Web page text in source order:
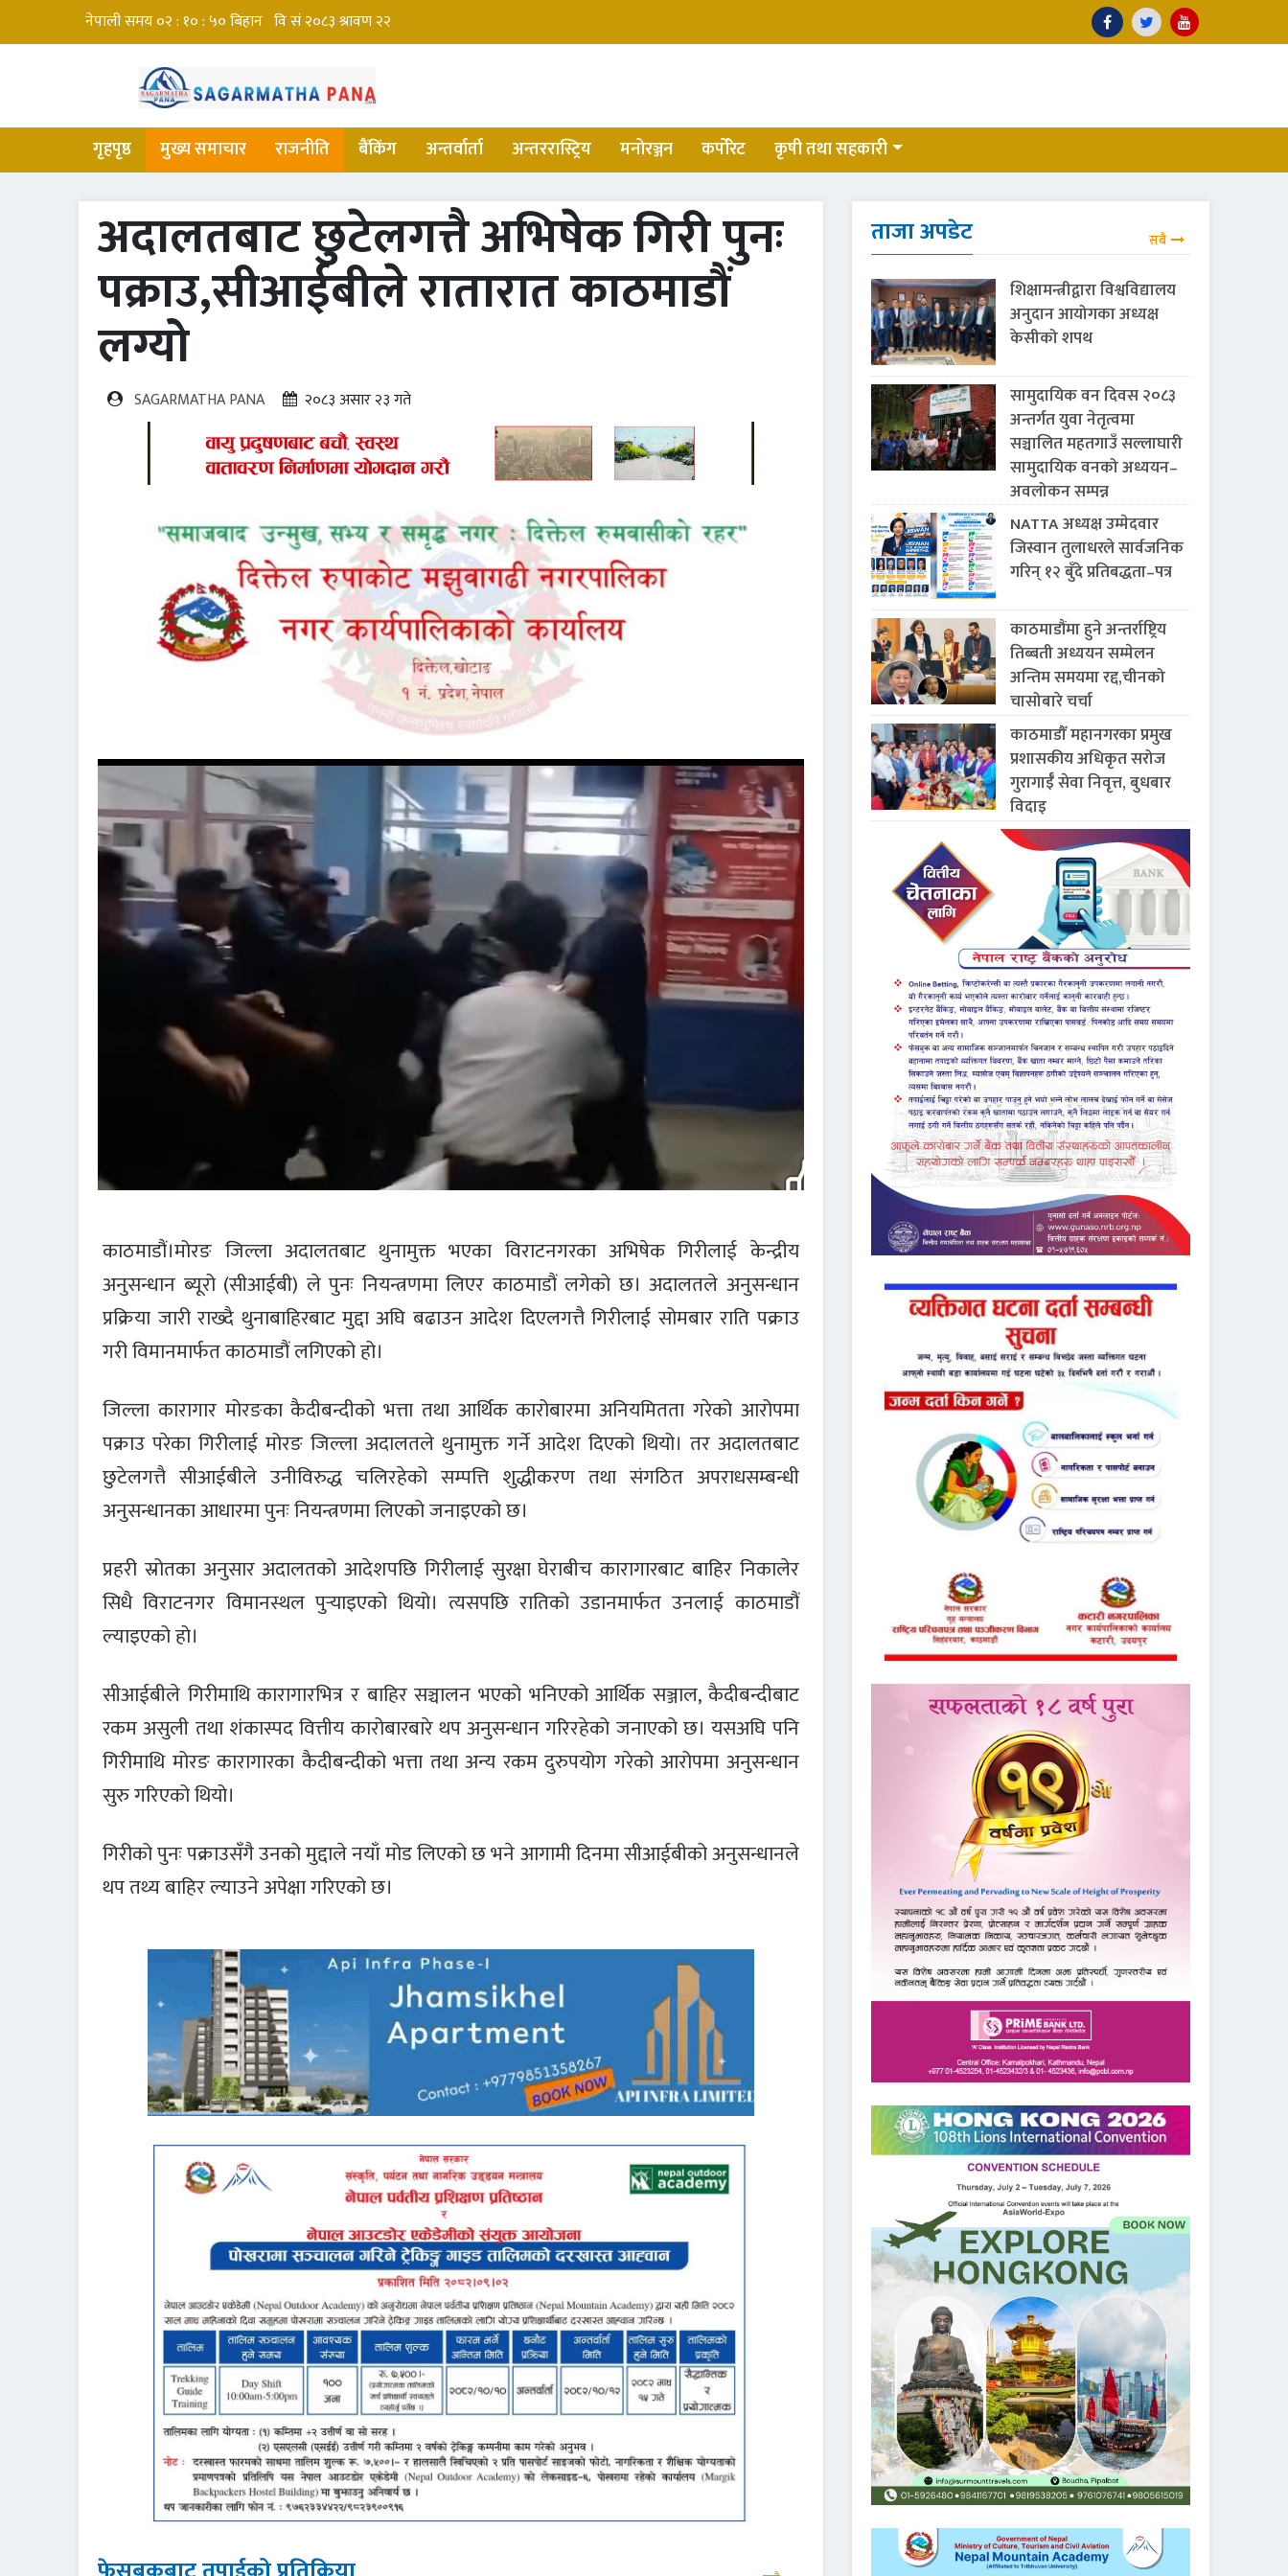
गृहपृष्ठ मुख्य समाचार राजनीति बैंकिंग अन्तर्वार्ता अन्तररास्ट्रिय मनोरञ्जन कर्पोरेट कृषी तथा सहकारी
अदालतबाट छुटेलगत्तै अभिषेक गिरी पुनः
पक्राउ,सीआईबीले रातारात काठमाडौं
लग्यो
SAGARMATHA PANA २०८३ असार २३ गते
काठमाडौं।मोरङ जिल्ला अदालतबाट थुनामुक्त भएका विराटनगरका अभिषेक गिरीलाई केन्द्रीय
अनुसन्धान ब्यूरो (सीआईबी) ले पुनः नियन्त्रणमा लिएर काठमाडौं लगेको छ। अदालतले अनुसन्धान
प्रक्रिया जारी राख्दै थुनाबाहिरबाट मुद्दा अघि बढाउन आदेश दिएलगत्तै गिरीलाई सोमबार राति पक्राउ
गरी विमानमार्फत काठमाडौं लगिएको हो।
जिल्ला कारागार मोरङका कैदीबन्दीको भत्ता तथा आर्थिक कारोबारमा अनियमितता गरेको आरोपमा
पक्राउ परेका गिरीलाई मोरङ जिल्ला अदालतले थुनामुक्त गर्ने आदेश दिएको थियो। तर अदालतबाट
छुटेलगत्तै सीआईबीले उनीविरुद्ध चलिरहेको सम्पत्ति शुद्धीकरण तथा संगठित अपराधसम्बन्धी
अनुसन्धानका आधारमा पुनः नियन्त्रणमा लिएको जनाइएको छ।
प्रहरी स्रोतका अनुसार अदालतको आदेशपछि गिरीलाई सुरक्षा घेराबीच कारागारबाट बाहिर निकालेर
सिधै विराटनगर विमानस्थल पुर्‍याइएको थियो। त्यसपछि रातिको उडानमार्फत उनलाई काठमाडौं
ल्याइएको हो।
सीआईबीले गिरीमाथि कारागारभित्र र बाहिर सञ्चालन भएको भनिएको आर्थिक सञ्जाल, कैदीबन्दीबाट
रकम असुली तथा शंकास्पद वित्तीय कारोबारबारे थप अनुसन्धान गरिरहेको जनाएको छ। यसअघि पनि
गिरीमाथि मोरङ कारागारका कैदीबन्दीको भत्ता तथा अन्य रकम दुरुपयोग गरेको आरोपमा अनुसन्धान
सुरु गरिएको थियो।
गिरीको पुनः पक्राउसँगै उनको मुद्दाले नयाँ मोड लिएको छ भने आगामी दिनमा सीआईबीको अनुसन्धानले
थप तथ्य बाहिर ल्याउने अपेक्षा गरिएको छ।
ताजा अपडेट सबै
शिक्षामन्त्रीद्वारा विश्वविद्यालय
अनुदान आयोगका अध्यक्ष
केसीको शपथ
सामुदायिक वन दिवस २०८३
अन्तर्गत युवा नेतृत्वमा
सञ्चालित महतगाउँ सल्लाघारी
सामुदायिक वनको अध्ययन–
अवलोकन सम्पन्न
NATTA अध्यक्ष उम्मेदवार
जिस्वान तुलाधरले सार्वजनिक
गरिन् १२ बुँदे प्रतिबद्धता–पत्र
काठमाडौंमा हुने अन्तर्राष्ट्रिय
तिब्बती अध्ययन सम्मेलन
अन्तिम समयमा रद्द,चीनको
चासोबारे चर्चा
काठमाडौँ महानगरका प्रमुख
प्रशासकीय अधिकृत सरोज
गुरागाईँ सेवा निवृत्त, बुधबार
विदाइ